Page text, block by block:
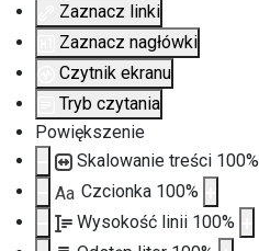
Zaznacz linki
Zaznacz nagłówki
Czytnik ekranu
Tryb czytania
Powiększenie
Skalowanie treści 100%
Aa Czcionka 100%
Wysokość linii 100%